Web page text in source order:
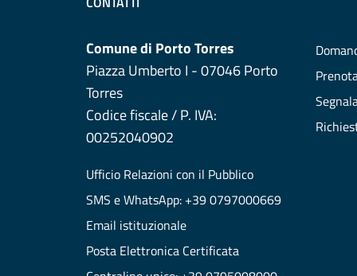
Comune di Porto Torres
Piazza Umberto I - 07046 Porto
Torres
Codice fiscale / P. IVA:
00252040902
Ufficio Relazioni con il Pubblico
SMS e WhatsApp: +39 0797000669
Email istituzionale
Posta Elettronica Certificata